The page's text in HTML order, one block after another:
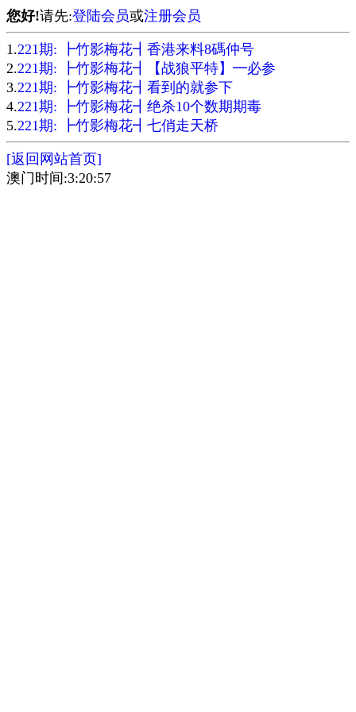
您好!请先:登陆会员或注册会员
1.221期: ┣竹影梅花┫香港来料8碼仲号
2.221期: ┣竹影梅花┫【战狼平特】━必参
3.221期: ┣竹影梅花┫看到的就参下
4.221期: ┣竹影梅花┫绝杀10个数期期毒
5.221期: ┣竹影梅花┫七俏走天桥
[返回网站首页]
澳门时间:3:20:57